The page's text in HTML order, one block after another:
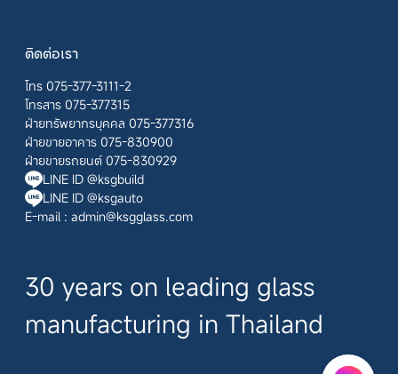
ติดต่อเรา
โทร 075-377-3111-2
โทรสาร 075-377315
ฝ่ายทรัพยากรบุคคล 075-377316
ฝ่ายขายอาคาร 075-830900
ฝ่ายขายรถยนต์ 075-830929
LINE ID @ksgbuild
LINE ID @ksgauto
E-mail : admin@ksgglass.com
30 years on leading glass
manufacturing in Thailand